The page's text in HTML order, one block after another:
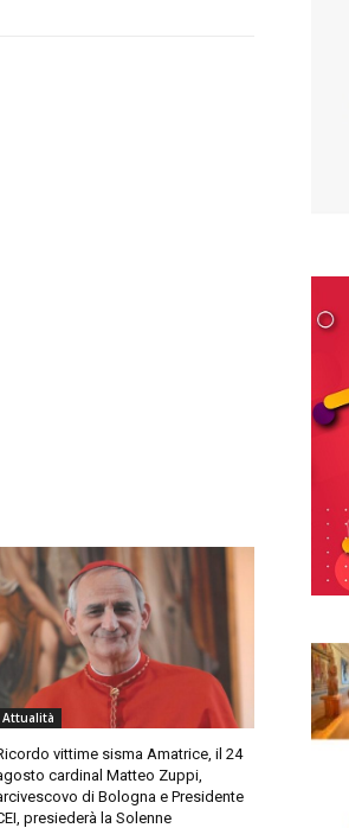
Attualità
vittime sisma Amatrice, il 24
cardinal Matteo Zuppi,
di Bologna e Presidente
presiederà la Solenne